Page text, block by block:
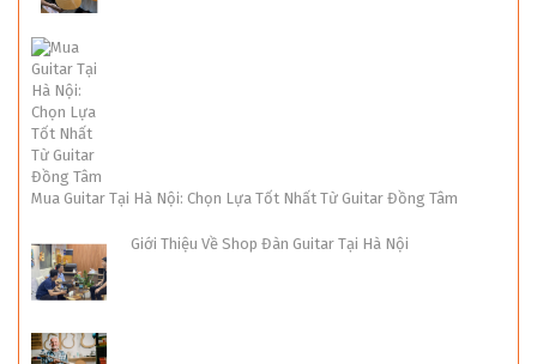
Mua Guitar Tại Hà Nội: Chọn Lựa Tốt Nhất Từ Guitar Đồng Tâm
Giới Thiệu Về Shop Đàn Guitar Tại Hà Nội